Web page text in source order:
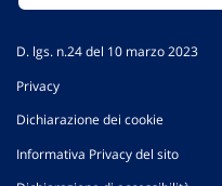
D. lgs. n.24 del 10 marzo 2023
Privacy
Dichiarazione dei cookie
Informativa Privacy del sito